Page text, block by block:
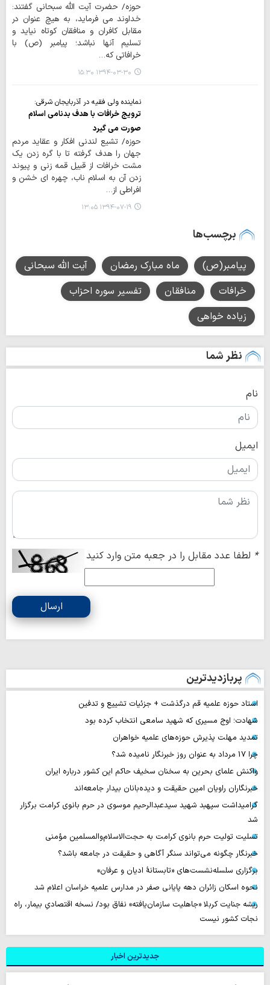
حوزه/ حضرت آیت الله سبحانی گفتند:
خداوند می فرماید، به هیچ عنوان در
مقابل کافران و منافقان کوتاه نیاید و
تسلیم آنها نباشد؛ پیامبر (ص) با
خرافاتی که…
۱۳۹۴-۰۳-۳۰ ۱۵:۳۰
نماینده ولی فقیه در آذربایجان شرقی:
ترویج خرافات با هدف بدنامی اسلام
صورت می گیرد
حوزه/ تشیع لندنی افکار و عقاید مردم
جهان را هدف گرفته تا با گره زدن یک
مشت خرافات از قبیل قمه زنی و پیوند
زدن آن به اسلام ناب، چهره ای خشن و
افراطی از…
۱۳۹۴-۰۷-۱۹ ۱۳:۰۵
برچسب‌ها
پیامبر(ص) ماه مبارک رمضان
آیت الله سبحانی
خرافات
منافقان
تفسیر سوره احزاب
زیاده خواهی
نظر شما
نام
ایمیل
* لطفا عدد مقابل را در جعبه متن وارد کنید
ارسال
پربازدیدترین
استاد حوزه علمیه قم درگذشت + جزئیات تشییع و تدفین
شهادت؛ اوج مسیری که شهید سامعی انتخاب کرده بود
تمدید مهلت پذیرش حوزه‌های علمیه خواهران
چرا 17 مرداد به عنوان روز خبرنگار نامیده شد؟
واکنش علمای بحرین به سخنان سخیف حاکم این کشور درباره ایران
خبرنگاران راویان امین حقیقت و دیده‌بانان بیدار جامعه‌اند
گرامیداشت سپهبد شهید سیدعبدالرحیم موسوی در حرم بانوی کرامت برگزار
شد
تسلیت تولیت حرم بانوی کرامت به حجت‌الاسلام‌والمسلمین مؤمنی
خبرنگار چگونه می‌تواند سنگر آگاهی و حقیقت در جامعه باشد؟
برگزاری سلسله‌نشست‌های «تابستانهٔ ادیان و عرفان»
نحوه اسکان زائران دهه پایانی صفر در مدارس علمیه خراسان اعلام شد
ریشه جنایت کربلا «جاهلیت سازمان‌یافته» نفاق بود/ نسخه اقتصادیِ بیمار، راه
نجات کشور نیست
جدیدترین اخبار